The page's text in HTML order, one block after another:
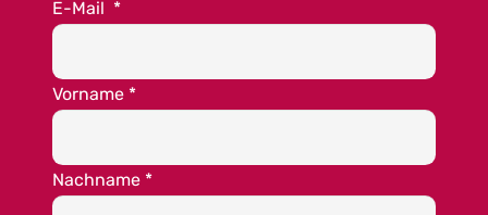
E-Mail *
Vorname *
Nachname *